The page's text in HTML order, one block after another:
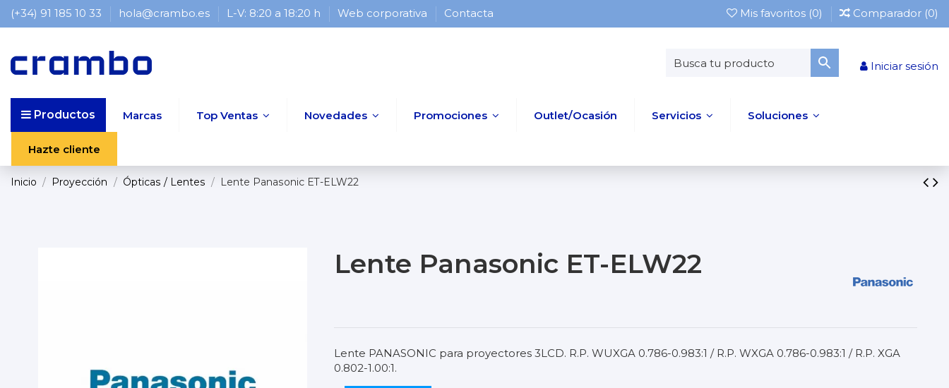
(+34) 91 185 10 33 hola@crambo.es L-V: 8:20 a 18:20 h Web corporativa Contacta Mis favoritos (0) Comparador (0)
Iniciar sesión
Productos Marcas Top Ventas Novedades Promociones Outlet/Ocasión Servicios Soluciones
Hazte cliente
Inicio Proyección Ópticas / Lentes Lente Panasonic ET-ELW22
Lente Panasonic ET-ELW22
Lente PANASONIC para proyectores 3LCD. R.P. WUXGA 0.786-0.983:1 / R.P. WXGA 0.786-0.983:1 / R.P. XGA
0.802-1.00:1.